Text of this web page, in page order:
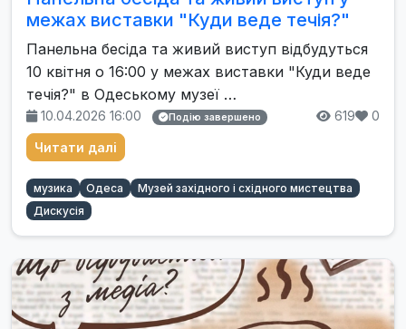
межах виставки "Куди веде течія?"
Панельна бесіда та живий виступ відбудуться
10 квітня о 16:00 у межах виставки "Куди веде
течія?" в Одеському музеї …
10.04.2026 16:00 Подію завершено 619 0
Читати далі
музика Одеса
Музей західного і східного мистецтва
Дискусія